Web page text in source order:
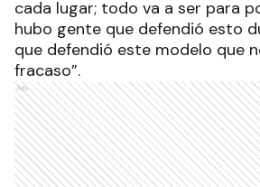
cada lugar; todo va a ser para
hubo gente que defendió esto
que defendió este modelo que
fracaso”.
Ads